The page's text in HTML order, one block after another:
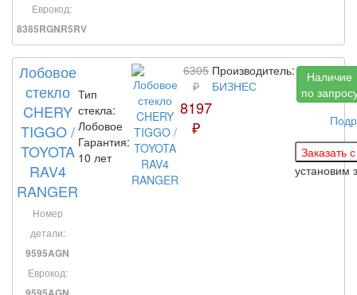
Еврокод:
8385RGNR5RV
Лобовое
стекло
CHERY
TIGGO /
TOYOTA
RAV4
RANGER
Номер
детали:
9595AGN
Еврокод:
Тип
стекла:
Лобовое
Гарантия:
10 лет
6305
₽
8197
₽
Производитель:
БИЗНЕС
Наличие
по
установим